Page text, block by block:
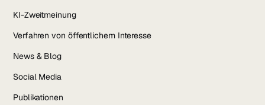
KI-Zweitmeinung
Verfahren von öffentlichem Interesse
News & Blog
Social Media
Publikationen